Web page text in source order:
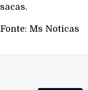
sacas.
Fonte: Ms Noticas